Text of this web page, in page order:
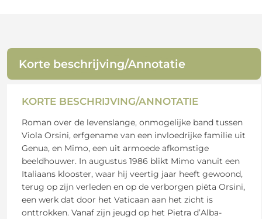
Korte beschrijving/Annotatie
KORTE BESCHRIJVING/ANNOTATIE
Roman over de levenslange, onmogelijke band tussen
Viola Orsini, erfgename van een invloedrijke familie uit
Genua, en Mimo, een uit armoede afkomstige
beeldhouwer. In augustus 1986 blikt Mimo vanuit een
Italiaans klooster, waar hij veertig jaar heeft gewoond,
terug op zijn verleden en op de verborgen piëta Orsini,
een werk dat door het Vaticaan aan het zicht is
onttrokken. Vanaf zijn jeugd op het Pietra d’Alba-